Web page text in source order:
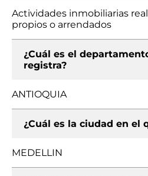
Actividades inmobiliarias
propios o arrendados
¿Cuál es el
registra?
ANTIOQUIA
¿Cuál es la ciudad en el
MEDELLIN